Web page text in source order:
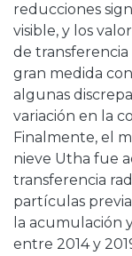
reducciones
visible, y los
de
gran medida
algunas
variación en la
Finalmente, el
nieve Utha fue
transferencia
partículas
la acumulación
entre 2014 y